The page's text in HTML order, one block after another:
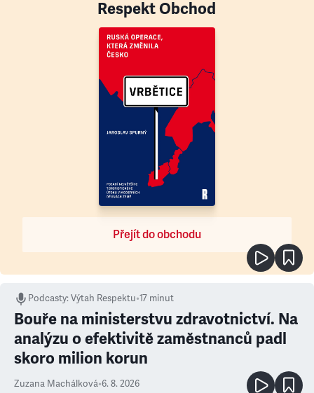
Respekt Obchod
Přejít do obchodu
Podcasty:Výtah Respektu•17 minut
Bouře na ministerstvu zdravotnictví. Na
analýzu o efektivitě zaměstnanců padl
skoro milion korun
Zuzana Machálková•6. 8. 2026